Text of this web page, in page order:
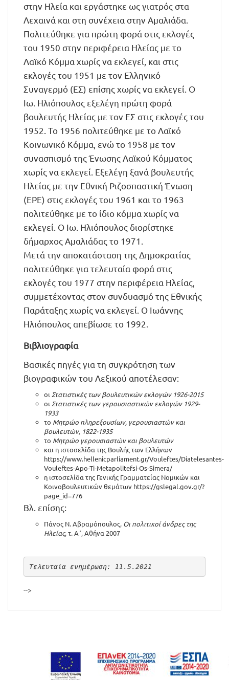
στην Ηλεία και εργάστηκε ως γιατρός στα
Λεχαινά και στη συνέχεια στην Αμαλιάδα.
Πολιτεύθηκε για πρώτη φορά στις εκλογές
του 1950 στην περιφέρεια Ηλείας με το
Λαϊκό Κόμμα χωρίς να εκλεγεί, και στις
εκλογές του 1951 με τον Ελληνικό
Συναγερμό (ΕΣ) επίσης χωρίς να εκλεγεί. Ο
Ιω. Ηλιόπουλος εξελέγη πρώτη φορά
βουλευτής Ηλείας με τον ΕΣ στις εκλογές του
1952. Το 1956 πολιτεύθηκε με το Λαϊκό
Κοινωνικό Κόμμα, ενώ το 1958 με τον
συνασπισμό της Ένωσης Λαϊκού Κόμματος
χωρίς να εκλεγεί. Εξελέγη ξανά βουλευτής
Ηλείας με την Εθνική Ριζοσπαστική Ένωση
(ΕΡΕ) στις εκλογές του 1961 και το 1963
πολιτεύθηκε με το ίδιο κόμμα χωρίς να
εκλεγεί. Ο Ιω. Ηλιόπουλος διορίστηκε
δήμαρχος Αμαλιάδας το 1971.
Μετά την αποκατάσταση της Δημοκρατίας
πολιτεύθηκε για τελευταία φορά στις
εκλογές του 1977 στην περιφέρεια Ηλείας,
συμμετέχοντας στον συνδυασμό της Εθνικής
Παράταξης χωρίς να εκλεγεί. Ο Ιωάννης
Ηλιόπουλος απεβίωσε το 1992.
Βιβλιογραφία
Βασικές πηγές για τη συγκρότηση των
βιογραφικών του Λεξικού αποτέλεσαν:
οι Στατιστικές των βουλευτικών εκλογών 1926-2015
οι Στατιστικές των γερουσιαστικών εκλογών 1929-
1933
το Μητρώο πληρεξουσίων, γερουσιαστών και
βουλευτών, 1822-1935
το Μητρώο γερουσιαστών και βουλευτών
και η ιστοσελίδα της Βουλής των Ελλήνων
https://www.hellenicparliament.gr/Vouleftes/Diatelesantes-
Vouleftes-Apo-Ti-Metapolitefsi-Os-Simera/
η ιστοσελίδα της Γενικής Γραμματείας Νομικών και
Κοινοβουλευτικών θεμάτων https://gslegal.gov.gr/?
page_id=776
Βλ. επίσης:
Πάνος Ν. Αβραμόπουλος, Οι πολιτικοί άνδρες της
Ηλείας, τ. Α΄, Αθήνα 2007
Τελευταία ενημέρωση: 11.5.2021
-->